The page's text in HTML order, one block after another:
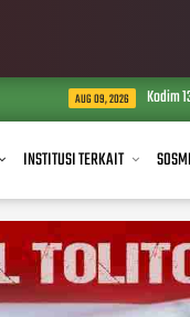
Kodim 1305/BT Salurkan Air
INSTITUSI TERKAIT